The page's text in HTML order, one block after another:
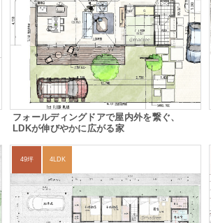
フォールディングドアで屋内外を繋ぐ、
LDKが伸びやかに広がる家
49坪 4LDK